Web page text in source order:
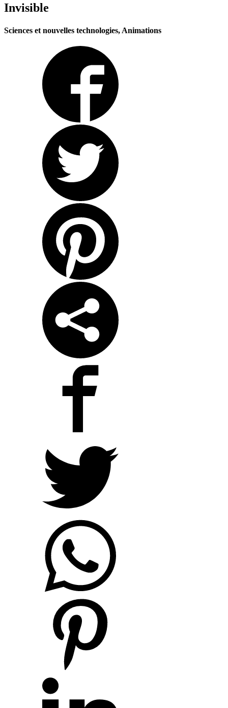
Invisible
Sciences et nouvelles technologies, Animations